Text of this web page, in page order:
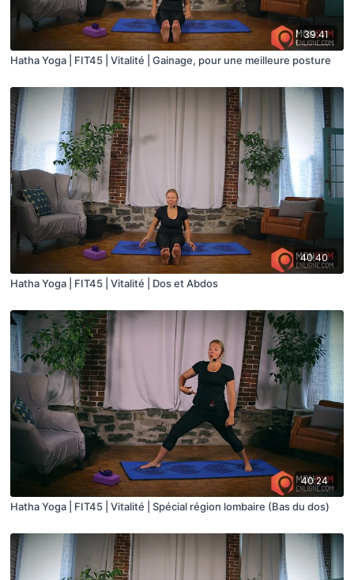
39:41
Hatha Yoga | FIT45 | Vitalité | Gainage, pour une meilleure posture
40:40
Hatha Yoga | FIT45 | Vitalité | Dos et Abdos
40:24
Hatha Yoga | FIT45 | Vitalité | Spécial région lombaire (Bas du dos)